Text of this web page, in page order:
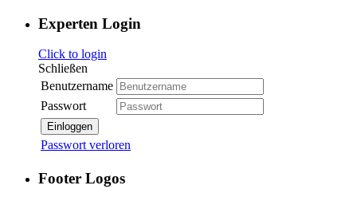
Experten Login
Click to login
Schließen
Benutzername
Passwort
Einloggen
Passwort verloren
Footer Logos